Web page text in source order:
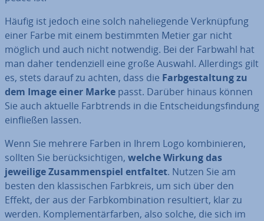
Häufig ist jedoch eine solch na­he­lie­gen­de Ver­knüp­fung
einer Farbe mit einem be­stimm­ten Metier gar nicht
möglich und auch nicht notwendig. Bei der Farbwahl hat
man daher ten­den­zi­ell eine große Auswahl. Al­ler­dings gilt
es, stets darauf zu achten, dass die Farb­ge­stal­tung zu
dem Image einer Marke passt. Darüber hinaus können
Sie auch aktuelle Farb­trends in die Ent­schei­dungs­fin­dung
ein­flie­ßen lassen.
Wenn Sie mehrere Farben in Ihrem Logo kom­bi­nie­ren,
sollten Sie be­rück­sich­ti­gen, welche Wirkung das
jeweilige Zu­sam­men­spiel entfaltet. Nutzen Sie am
besten den klas­si­schen Farbkreis, um sich über den
Effekt, der aus der Farb­kom­bi­na­ti­on re­sul­tiert, klar zu
werden. Kom­ple­men­tär­far­ben, also solche, die sich im